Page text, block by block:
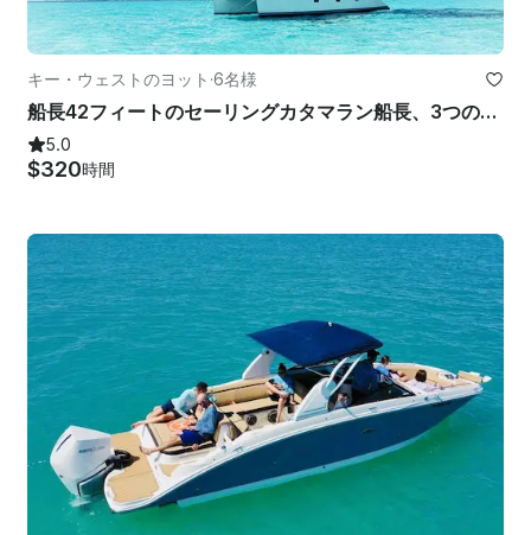
キー・ウェストのヨット ·6名様
船長42フィートのセーリングカタマラン船長、3つのキャビンとおもちゃ付き
5.0
$320時間